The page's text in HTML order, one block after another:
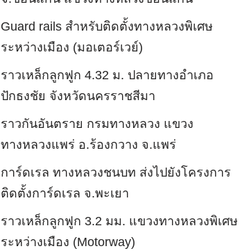
Guard rails สำหรับติดตั้งทางหลวงพิเศษ
ระหว่างเมือง (มอเตอร์เวย์)
ราวเหล็กลูกฟูก 4.32 ม. ปลายทางอำเภอ
ปักธงชัย จังหวัดนครราชสีมา
ราวกันอันตราย กรมทางหลวง แขวง
ทางหลวงแพร่ อ.ร้องกวาง จ.แพร่
การ์ดเรล ทางหลวงชนบท ส่งไปยังโครงการ
ติดตั้งการ์ดเรล จ.พะเยา
ราวเหล็กลูกฟูก 3.2 มม. แขวงทางหลวงพิเศษ
ระหว่างเมือง (Motorway)